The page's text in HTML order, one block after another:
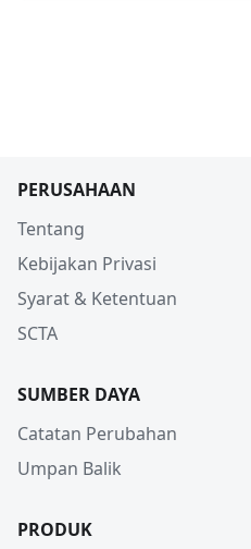
PERUSAHAAN
Tentang
Kebijakan Privasi
Syarat & Ketentuan
SCTA
SUMBER DAYA
Catatan Perubahan
Umpan Balik
PRODUK